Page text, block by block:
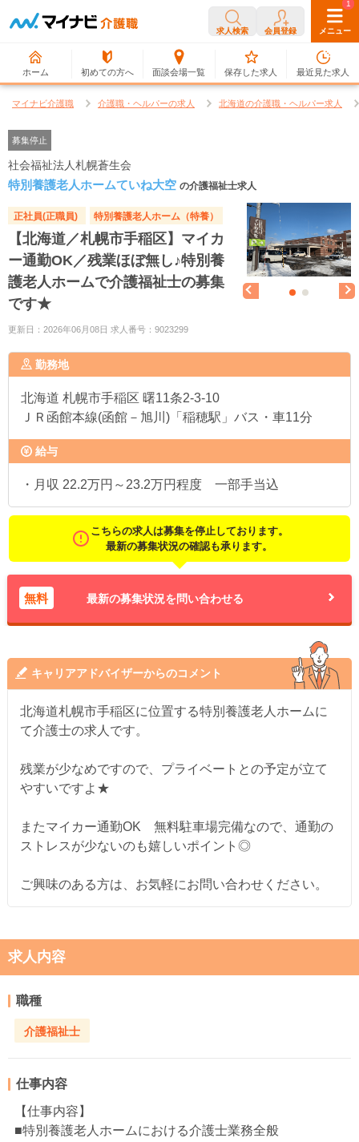
求人検索 会員登録 メニュー
ホーム 初めての方へ 面談会場一覧
0
保存した求人
1
最近見た求人
マイナビ介護職 介護職・ヘルパーの求人 北海道の介護職・ヘルパー求人
募集停止
社会福祉法人札幌蒼生会
特別養護老人ホームていね大空 の介護福祉士求人
正社員(正職員) 特別養護老人ホーム（特養）
【北海道／札幌市手稲区】マイカ
ー通勤OK／残業ほぼ無し♪特別養
護老人ホームで介護福祉士の募集
です★
更新日：2026年06月08日 求人番号：9023299
勤務地
北海道 札幌市手稲区 曙11条2-3-10
ＪＲ函館本線(函館－旭川)「稲穂駅」バス・車11分
給与
・月収 22.2万円～23.2万円程度 一部手当込
こちらの求人は募集を停止しております。
最新の募集状況の確認も承ります。
無料 最新の募集状況を問い合わせる
キャリアアドバイザーからのコメント
北海道札幌市手稲区に位置する特別養護老人ホームに
て介護士の求人です。
残業が少なめですので、プライベートとの予定が立て
やすいですよ★
またマイカー通勤OK 無料駐車場完備なので、通勤の
ストレスが少ないのも嬉しいポイント◎
ご興味のある方は、お気軽にお問い合わせください。
求人内容
職種
介護福祉士
仕事内容
【仕事内容】
■特別養護老人ホームにおける介護士業務全般